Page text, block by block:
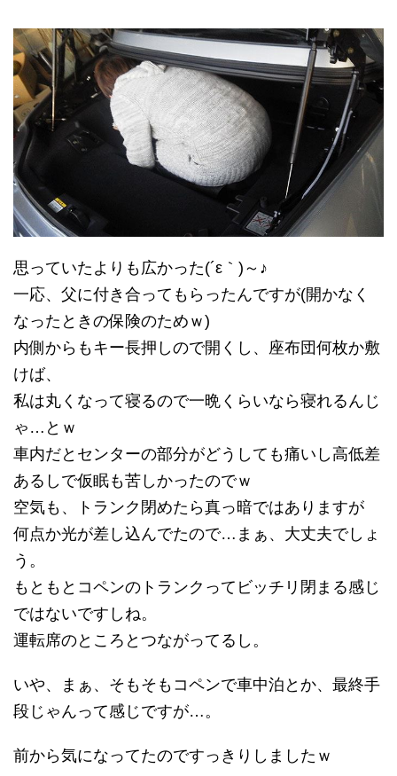
思っていたよりも広かった(´ε｀)～♪
一応、父に付き合ってもらったんですが(開かなく
なったときの保険のためｗ)
内側からもキー長押しので開くし、座布団何枚か敷
けば、
私は丸くなって寝るので一晩くらいなら寝れるんじ
ゃ…とｗ
車内だとセンターの部分がどうしても痛いし高低差
あるしで仮眠も苦しかったのでｗ
空気も、トランク閉めたら真っ暗ではありますが
何点か光が差し込んでたので…まぁ、大丈夫でしょ
う。
もともとコペンのトランクってビッチリ閉まる感じ
ではないですしね。
運転席のところとつながってるし。
いや、まぁ、そもそもコペンで車中泊とか、最終手
段じゃんって感じですが…。
前から気になってたのですっきりしましたｗ